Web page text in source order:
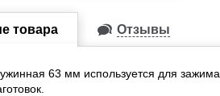
товара Отзывы
63 мм используется для